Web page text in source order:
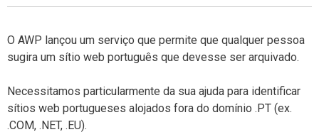
a
O AWP lançou um serviço que permite que qualquer pessoa
sugira um sítio web português que devesse ser arquivado.
Necessitamos particularmente da sua ajuda para identificar
sítios web portugueses alojados fora do domínio .PT (ex.
.COM, .NET, .EU).